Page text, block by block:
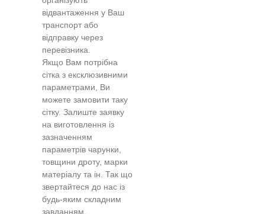
відвантаження у Ваш
транспорт або
відправку через
перевізника.
Якщо Вам потрібна
сітка з ексклюзивними
параметрами, Ви
можете замовити таку
сітку. Залиште заявку
на виготовлення із
зазначенням
параметрів чарунки,
товщини дроту, марки
матеріалу та ін. Так що
звертайтеся до нас із
будь-яким складним
завданням.